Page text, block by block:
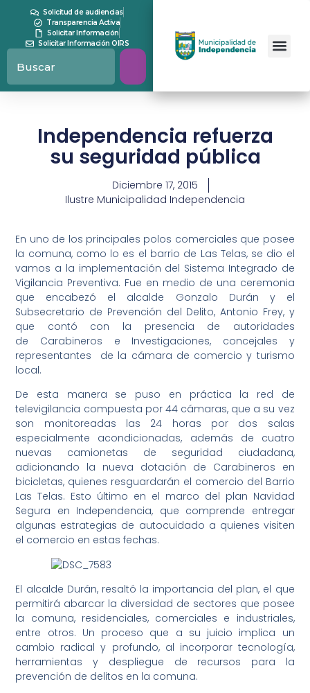
Solicitud de audiencias
Transparencia Activa
Solicitar Información
Solicitar Información OIRS
Independencia refuerza
su seguridad pública
Diciembre 17, 2015
Ilustre Municipalidad Independencia
En uno de los principales polos comerciales que posee
la comuna, como lo es el barrio de Las Telas, se dio el
vamos a la implementación del Sistema Integrado de
Vigilancia Preventiva. Fue en medio de una ceremonia
que encabezó el alcalde Gonzalo Durán y el
Subsecretario de Prevención del Delito, Antonio Frey, y
que contó con la presencia de autoridades
de Carabineros e Investigaciones, concejales y
representantes de la cámara de comercio y turismo
local.
De esta manera se puso en práctica la red de
televigilancia compuesta por 44 cámaras, que a su vez
son monitoreadas las 24 horas por dos salas
especialmente acondicionadas, además de cuatro
nuevas camionetas de seguridad ciudadana,
adicionando la nueva dotación de Carabineros en
bicicletas, quienes resguardarán el comercio del Barrio
Las Telas. Esto último en el marco del plan Navidad
Segura en Independencia, que comprende entregar
algunas estrategias de autocuidado a quienes visiten
el comercio en estas fechas.
El alcalde Durán, resaltó la importancia del plan, el que
permitirá abarcar la diversidad de sectores que posee
la comuna, residenciales, comerciales e industriales,
entre otros. Un proceso que a su juicio implica un
cambio radical y profundo, al incorporar tecnología,
herramientas y despliegue de recursos para la
prevención de delitos en la comuna.